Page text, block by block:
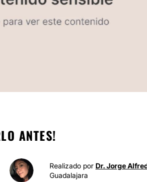
ANTES!
Realizado por Dr. Jorge
Guadalajara